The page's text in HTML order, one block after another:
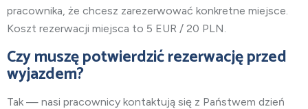
pracownika, że chcesz zarezerwować konkretne miejsce.
Koszt rezerwacji miejsca to 5 EUR / 20 PLN.
Czy muszę potwierdzić rezerwację przed
wyjazdem?
Tak — nasi pracownicy kontaktują się z Państwem dzień